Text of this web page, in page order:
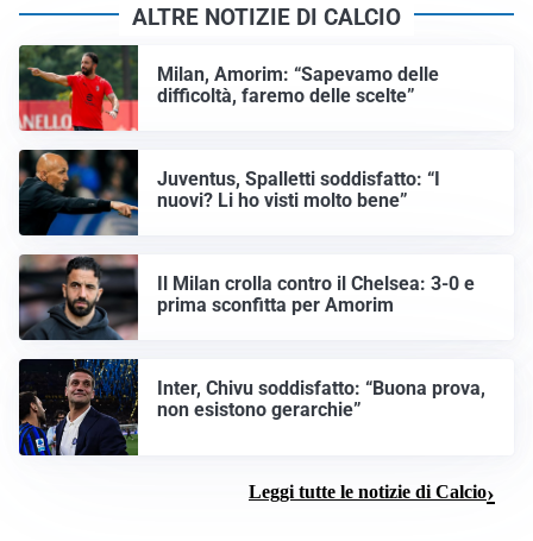
ALTRE NOTIZIE DI CALCIO
Milan, Amorim: “Sapevamo delle
difficoltà, faremo delle scelte”
Juventus, Spalletti soddisfatto: “I
nuovi? Li ho visti molto bene”
Il Milan crolla contro il Chelsea: 3-0 e
prima sconfitta per Amorim
Inter, Chivu soddisfatto: “Buona prova,
non esistono gerarchie”
Leggi tutte le notizie di Calcio